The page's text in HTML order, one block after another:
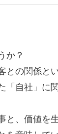
か？
との関係と
「自社」に
と、価値を